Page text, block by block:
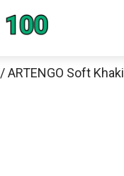
/ ARTENGO Soft Khaki